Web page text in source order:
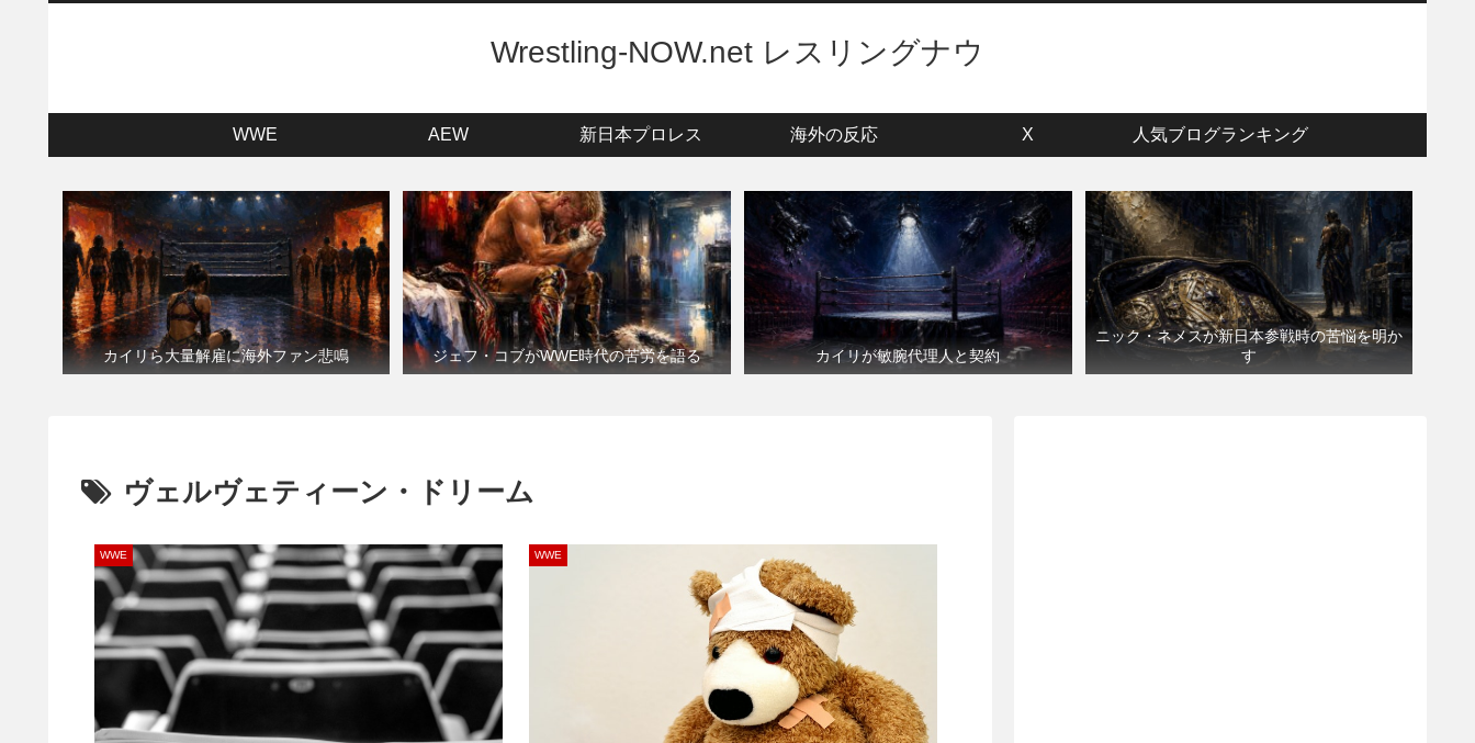
Wrestling-NOW.net レスリングナウ
WWE AEW 新日本プロレス 海外の反応 X 人気ブログランキング
カイリら大量解雇に海外ファン悲鳴 ジェフ・コブがWWE時代の苦労を語る カイリが敏腕代理人と契約
ニック・ネメスが新日本参戦時の苦悩を明か
す
ヴェルヴェティーン・ドリーム
WWE WWE